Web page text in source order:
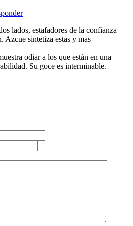
lados, estafadores de la confianza
Azcue sintetiza estas y mas
odiar a los que están en una
Su goce es interminable.